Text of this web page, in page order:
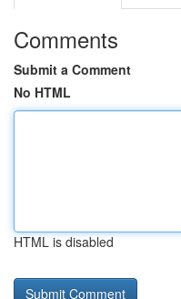
Comments
Submit a Comment
No HTML
HTML is disabled